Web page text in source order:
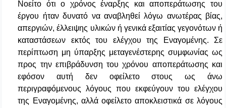
Νοείτο ότι ο χρόνος έναρξης και αποπεράτωσης του
έργου ήταν δυνατό να αναβληθεί λόγω ανωτέρας βίας,
απεργιών, έλλειψης υλικών ή γενικά εξαιτίας γεγονότων ή
καταστάσεων εκτός του ελέγχου της Εναγομένης. Σε
περίπτωση μη ύπαρξης μεταγενέστερης συμφωνίας ως
προς την επιβράδυνση του χρόνου αποπεράτωσης και
εφόσον αυτή δεν οφείλετο στους ως άνω
περιγραφόμενους λόγους που εκφεύγουν του ελέγχου
της Εναγομένης, αλλά οφείλετο αποκλειστικά σε λόγους